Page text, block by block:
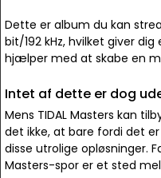
Dette er album du kan
bit/192 kHz, hvilket giver
hjælper med at skabe en
Intet af dette er dog
Mens TIDAL Masters kan
det ikke, at bare fordi det
disse utrolige opløsninger.
Masters-spor er et sted